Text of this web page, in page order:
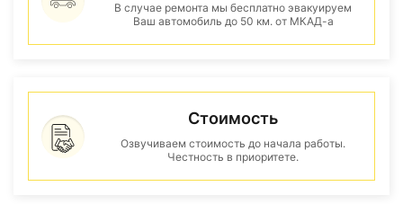
В случае ремонта мы бесплатно эвакуируем
Ваш автомобиль до 50 км. от МКАД-а
Стоимость
Озвучиваем стоимость до начала работы.
Честность в приоритете.